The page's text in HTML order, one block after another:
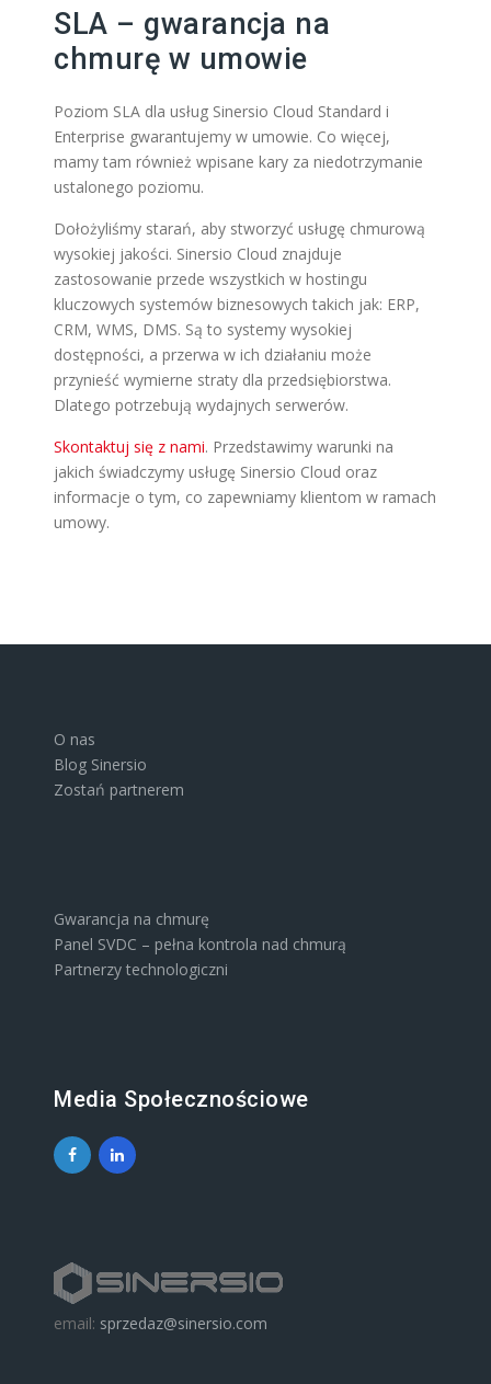
SLA – gwarancja na
chmurę w umowie
Poziom SLA dla usług Sinersio Cloud Standard i
Enterprise gwarantujemy w umowie. Co więcej,
mamy tam również wpisane kary za niedotrzymanie
ustalonego poziomu.
Dołożyliśmy starań, aby stworzyć usługę chmurową
wysokiej jakości. Sinersio Cloud znajduje
zastosowanie przede wszystkich w hostingu
kluczowych systemów biznesowych takich jak: ERP,
CRM, WMS, DMS. Są to systemy wysokiej
dostępności, a przerwa w ich działaniu może
przynieść wymierne straty dla przedsiębiorstwa.
Dlatego potrzebują wydajnych serwerów.
Skontaktuj się z nami. Przedstawimy warunki na
jakich świadczymy usługę Sinersio Cloud oraz
informacje o tym, co zapewniamy klientom w ramach
umowy.
O nas
Blog Sinersio
Zostań partnerem
Gwarancja na chmurę
Panel SVDC – pełna kontrola nad chmurą
Partnerzy technologiczni
Media Społecznościowe
email: sprzedaz@sinersio.com